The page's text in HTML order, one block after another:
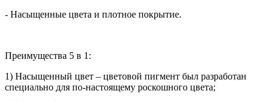
- Насыщенные цвета и плотное покрытие.
Преимущества 5 в 1:
1) Насыщенный цвет – цветовой пигмент был разработан
специально для по-настоящему роскошного цвета;